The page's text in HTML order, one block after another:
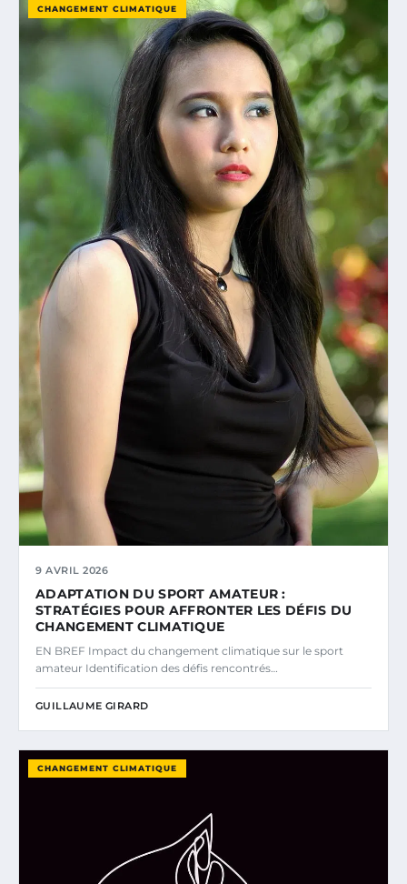
CHANGEMENT CLIMATIQUE
9 AVRIL 2026
ADAPTATION DU SPORT AMATEUR :
STRATÉGIES POUR AFFRONTER LES DÉFIS DU
CHANGEMENT CLIMATIQUE
EN BREF Impact du changement climatique sur le sport
amateur Identification des défis rencontrés…
GUILLAUME GIRARD
CHANGEMENT CLIMATIQUE